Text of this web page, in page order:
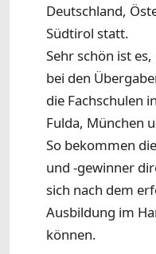
Deutschland,
Südtirol statt.
Sehr schön ist
bei den
die Fachschulen
Fulda, München
So bekommen
und -gewinner
sich nach dem
Ausbildung im
können.